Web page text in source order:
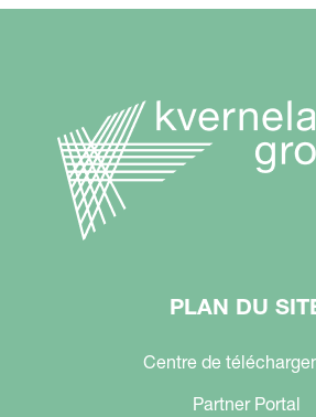
PLAN DU
Centre de
Partner Portal